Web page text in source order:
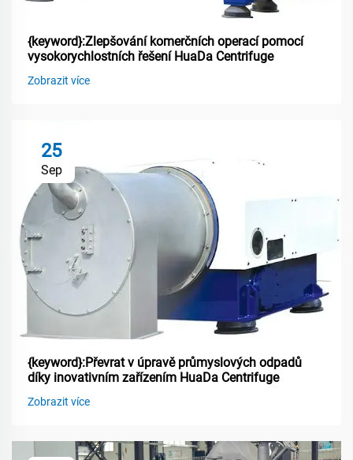
{keyword}:Zlepšování komerčních operací pomocí
vysokorychlostních řešení HuaDa Centrifuge
Zobrazit více
25
Sep
{keyword}:Převrat v úpravě průmyslových odpadů
díky inovativním zařízením HuaDa Centrifuge
Zobrazit více